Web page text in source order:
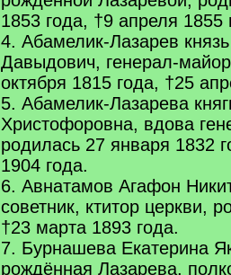
1853 года, †9 апреля 1855
4. Абамелик-Лазарев
Давыдович, генерал-
октября 1815 года, †25
5. Абамелик-Лазарева
Христофоровна, вдова
родилась 27 января 1832
1904 года.
6. Авнатамов Агафон
советник, ктитор церкви,
†23 марта 1893 года.
7. Бурнашева Екатерина
рождённая Лазарева,